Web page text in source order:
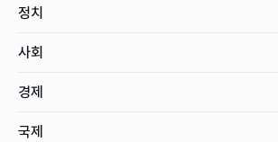
정치
사회
경제
국제